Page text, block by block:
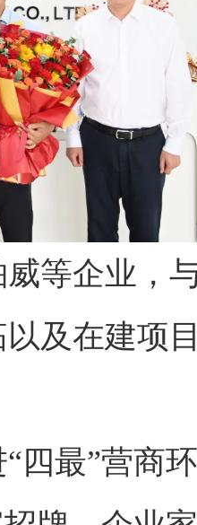
等企业，
及在建项
四最”营商